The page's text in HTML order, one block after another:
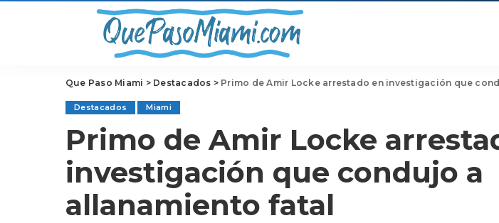
Que Paso Miami > Destacados > Primo de Amir Locke arrestado en investigación que
Destacados Miami
Primo de Amir Locke
investigación que condujo a
allanamiento fatal